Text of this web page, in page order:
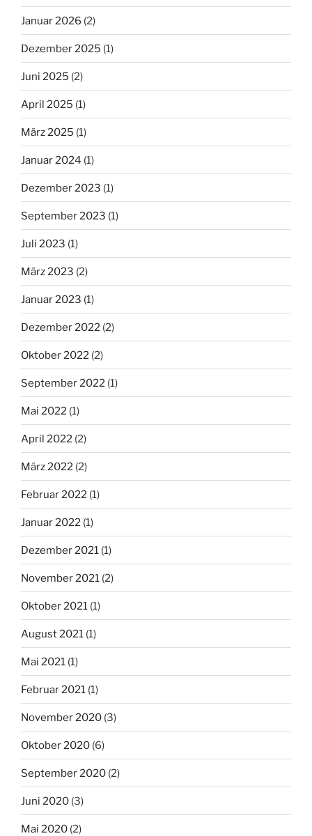
Januar 2026 (2)
Dezember 2025 (1)
Juni 2025 (2)
April 2025 (1)
März 2025 (1)
Januar 2024 (1)
Dezember 2023 (1)
September 2023 (1)
Juli 2023 (1)
März 2023 (2)
Januar 2023 (1)
Dezember 2022 (2)
Oktober 2022 (2)
September 2022 (1)
Mai 2022 (1)
April 2022 (2)
März 2022 (2)
Februar 2022 (1)
Januar 2022 (1)
Dezember 2021 (1)
November 2021 (2)
Oktober 2021 (1)
August 2021 (1)
Mai 2021 (1)
Februar 2021 (1)
November 2020 (3)
Oktober 2020 (6)
September 2020 (2)
Juni 2020 (3)
Mai 2020 (2)